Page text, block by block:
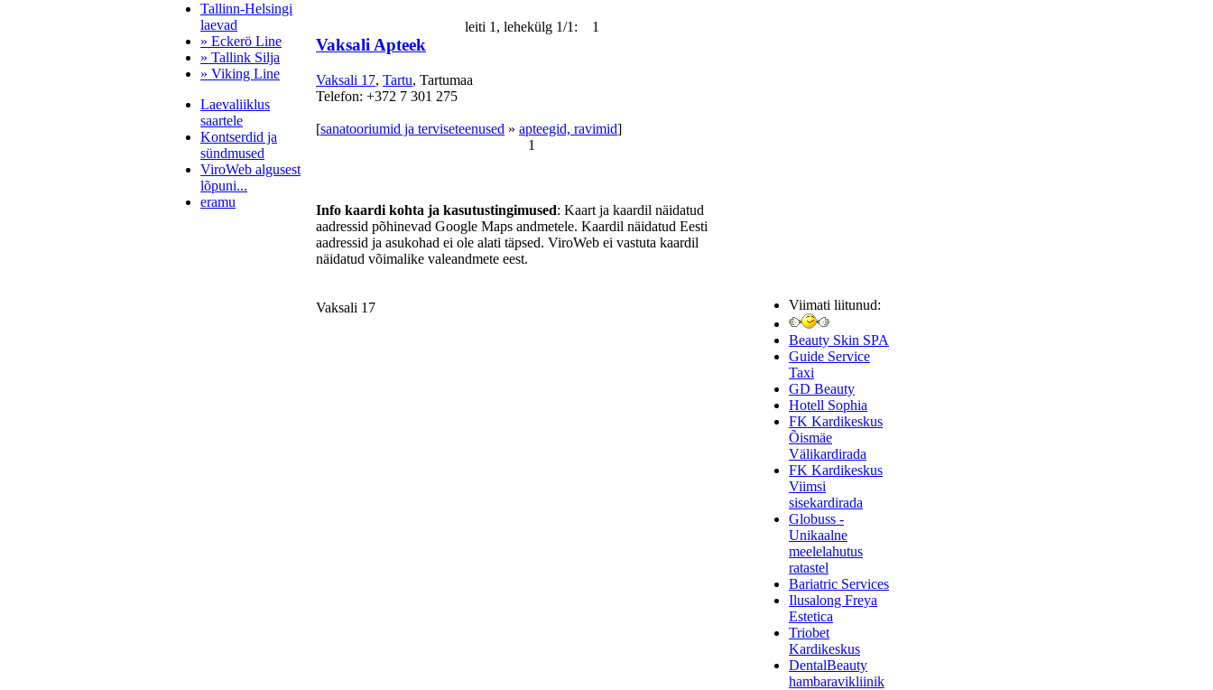
Tallinn-Helsingi
laevad
» Eckerö Line
» Tallink Silja
» Viking Line
Laevaliiklus
saartele
Kontserdid ja
sündmused
ViroWeb algusest
lõpuni...
eramu
leiti 1, lehekülg 1/1: 1
Vaksali Apteek
Vaksali 17, Tartu, Tartumaa
Telefon: +372 7 301 275
[sanatooriumid ja terviseteenused » apteegid, ravimid]
1
Info kaardi kohta ja kasutustingimused: Kaart ja kaardil näidatud
aadressid põhinevad Google Maps andmetele. Kaardil näidatud Eesti
aadressid ja asukohad ei ole alati täpsed. ViroWeb ei vastuta kaardil
näidatud võimalike valeandmete eest.
Vaksali 17 Viimati liitunud:
Beauty Skin SPA
Guide Service
Taxi
GD Beauty
Hotell Sophia
FK Kardikeskus
Õismäe
Välikardirada
FK Kardikeskus
Viimsi
sisekardirada
Globuss -
Unikaalne
meelelahutus
ratastel
Bariatric Services
Ilusalong Freya
Estetica
Triobet
Kardikeskus
DentalBeauty
hambaravikliinik